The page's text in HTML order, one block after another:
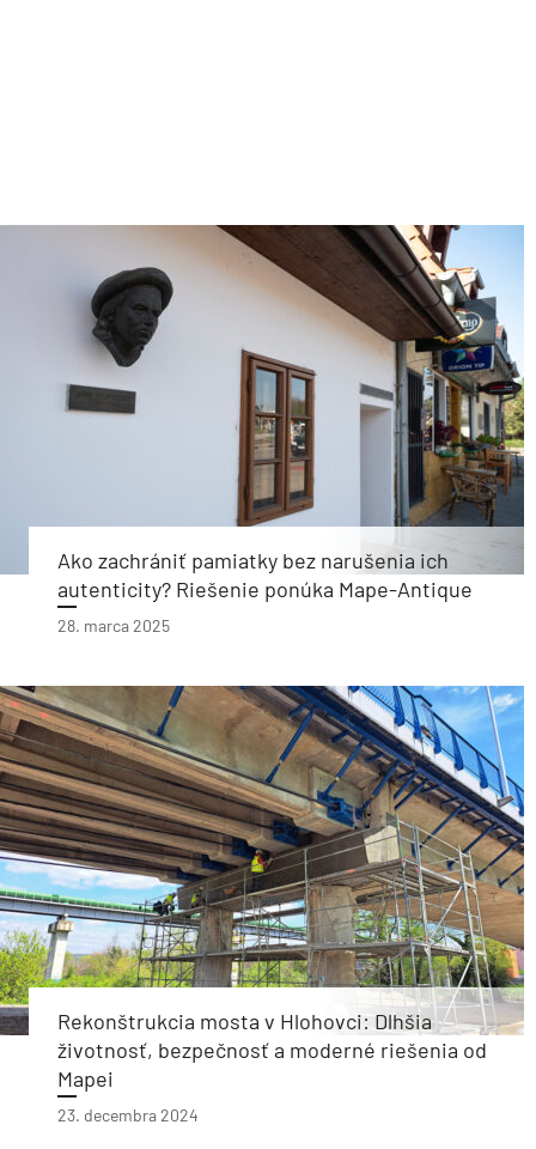
Ako zachrániť pamiatky bez narušenia ich
autenticity? Riešenie ponúka Mape-Antique
28. marca 2025
Rekonštrukcia mosta v Hlohovci: Dlhšia
životnosť, bezpečnosť a moderné riešenia od
Mapei
23. decembra 2024